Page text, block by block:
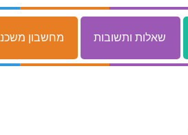
שאלות ותשובות מחשבון